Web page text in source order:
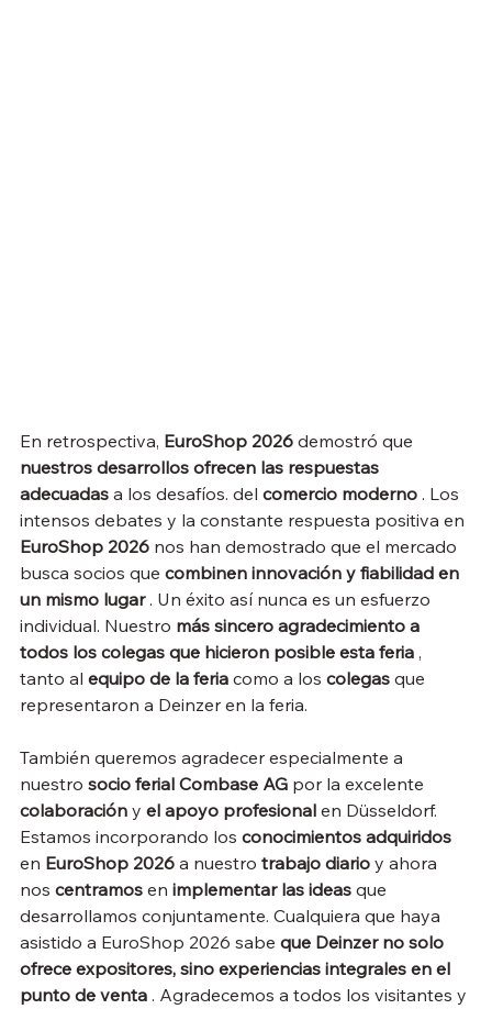
En retrospectiva, EuroShop 2026 demostró que
nuestros desarrollos ofrecen las respuestas
adecuadas a los desafíos. del comercio moderno . Los
intensos debates y la constante respuesta positiva en
EuroShop 2026 nos han demostrado que el mercado
busca socios que combinen innovación y fiabilidad en
un mismo lugar . Un éxito así nunca es un esfuerzo
individual. Nuestro más sincero agradecimiento a
todos los colegas que hicieron posible esta feria ,
tanto al equipo de la feria como a los colegas que
representaron a Deinzer en la feria.
También queremos agradecer especialmente a
nuestro socio ferial Combase AG por la excelente
colaboración y el apoyo profesional en Düsseldorf.
Estamos incorporando los conocimientos adquiridos
en EuroShop 2026 a nuestro trabajo diario y ahora
nos centramos en implementar las ideas que
desarrollamos conjuntamente. Cualquiera que haya
asistido a EuroShop 2026 sabe que Deinzer no solo
ofrece expositores, sino experiencias integrales en el
punto de venta . Agradecemos a todos los visitantes y